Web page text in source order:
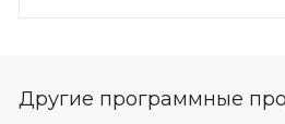
Другие программные